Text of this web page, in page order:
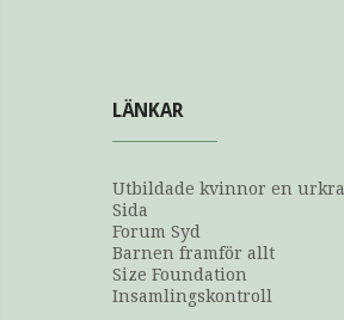
LÄNKAR
Utbildade kvinnor en
Sida
Forum Syd
Barnen framför allt
Size Foundation
Insamlingskontroll